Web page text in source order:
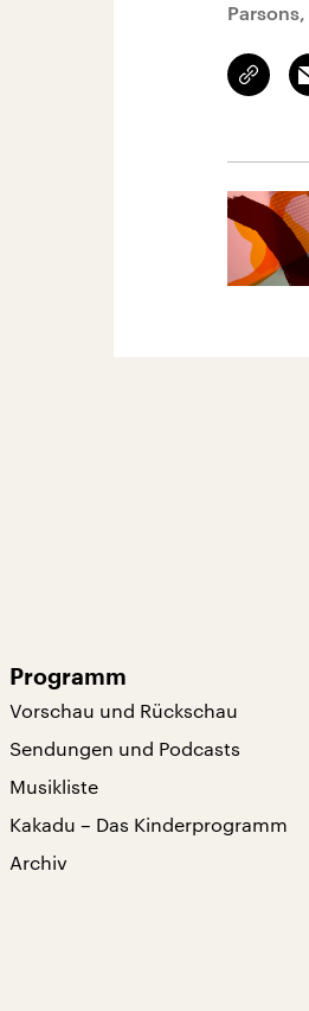
Link
Programm
Vorschau und Rückschau
Sendungen und Podcasts
Musikliste
Kakadu – Das Kinderprogramm
Archiv